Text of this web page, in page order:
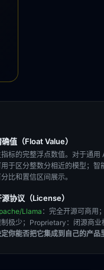
值（Float Value）
指标的完整浮点数值。对于通用
于区分整数分相近的模型；智
比和置信区间展示。
协议（License）
Llama：完全开源可商用；
极少； Proprietary ：闭源商业
你能否把它集成到自己的产品